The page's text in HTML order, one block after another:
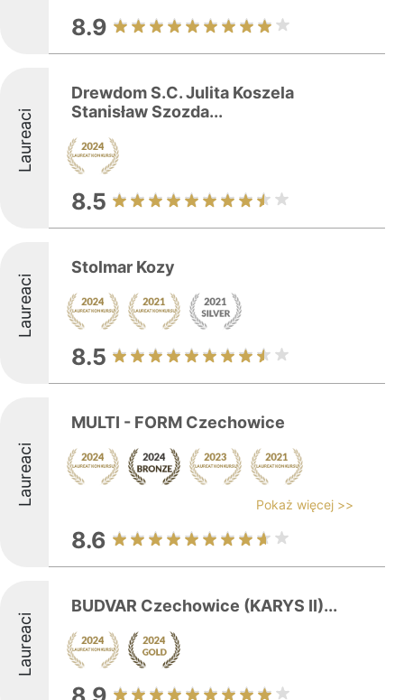
8.9
Laureaci
Drewdom S.C. Julita Koszela
Stanisław Szozda...
8.5
Laureaci
Stolmar Kozy
8.5
Laureaci
MULTI - FORM Czechowice
Pokaż więcej >>
8.6
Laureaci
BUDVAR Czechowice (KARYS II)...